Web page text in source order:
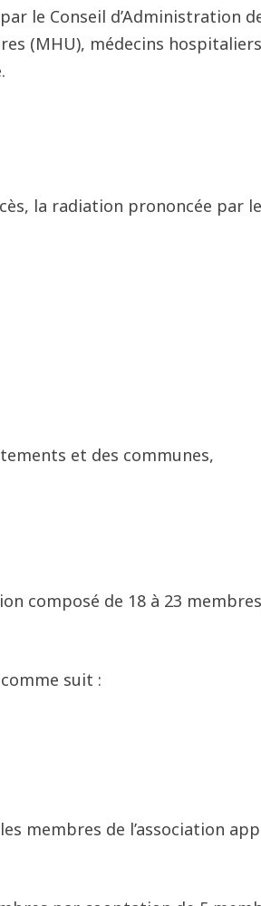
le Conseil d’Administration
(MHU), médecins
la radiation prononcée par
et des communes,
composé de 18 à 23
suit :
membres de l’association